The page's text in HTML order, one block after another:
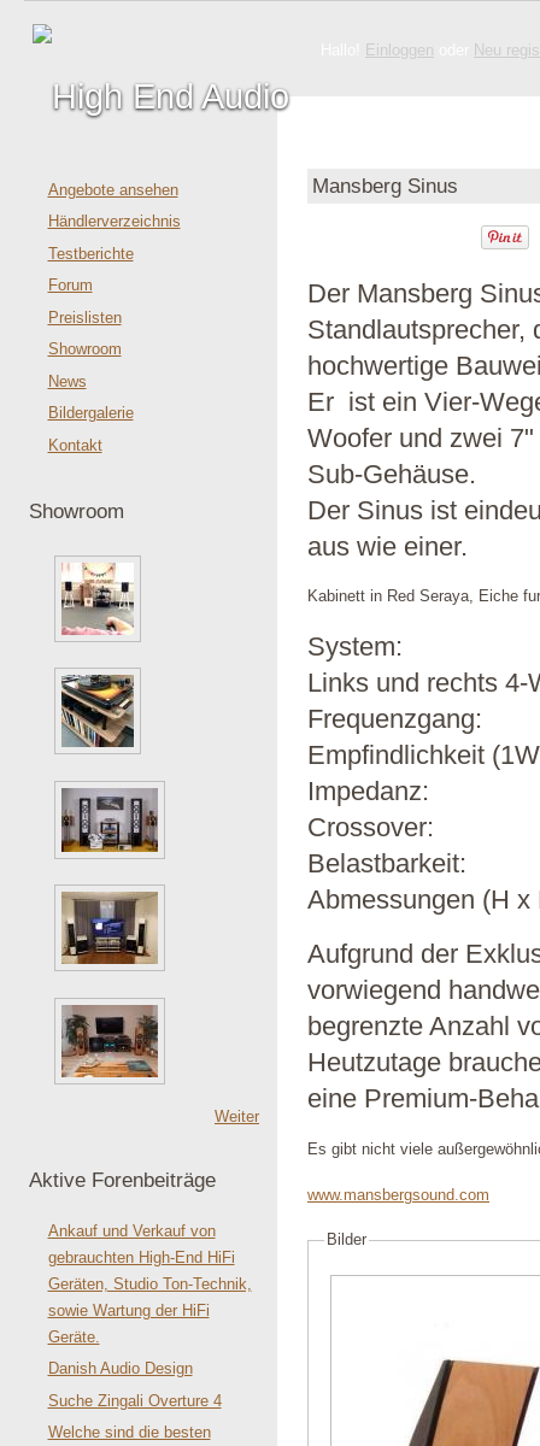
Einloggen Neu
Angebote ansehen
Händlerverzeichnis
Testberichte
Forum
Preislisten
Showroom
News
Bildergalerie
Kontakt
Showroom
Weiter
Aktive Forenbeiträge
Ankauf und Verkauf von
gebrauchten High-End HiFi
Geräten, Studio Ton-Technik,
sowie Wartung der HiFi
Geräte.
Danish Audio Design
Suche Zingali Overture 4
Welche sind die besten
Mansberg Sinus
Der Mansberg
Standlautsprecher,
hochwertige
Er ist ein Vier-
Woofer und zwei
Sub-Gehäuse.
Der Sinus ist
aus wie einer.
Kabinett in Red Seraya, Eiche
System:
Links und rechts 4-
Empfindlichkeit
Crossover:
Abmessungen (H
Aufgrund der
vorwiegend
begrenzte Anzahl
Heutzutage
eine Premium-
Es gibt nicht viele
www.mansbergsound.com
Bilder